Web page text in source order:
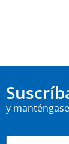
y